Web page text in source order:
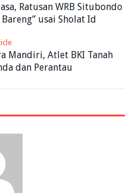
Ratusan WRB Situbondo
usai Sholat Id
Mandiri, Atlet BKI Tanah
dan Perantau